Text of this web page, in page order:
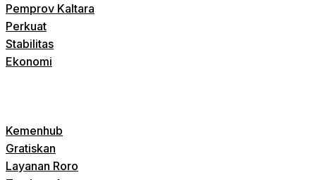
Pemprov Kaltara
Perkuat
Stabilitas
Ekonomi
Kemenhub
Gratiskan
Layanan Roro